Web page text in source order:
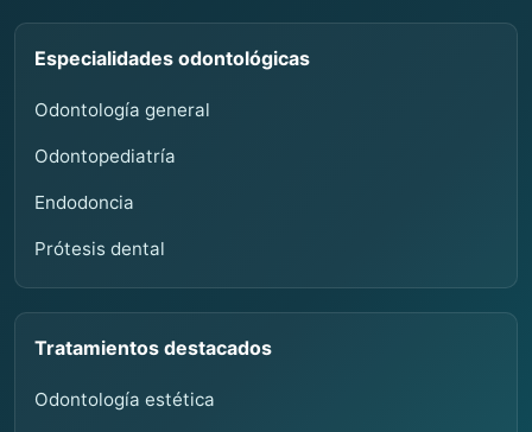
Especialidades odontológicas
Odontología general
Odontopediatría
Endodoncia
Prótesis dental
Tratamientos destacados
Odontología estética